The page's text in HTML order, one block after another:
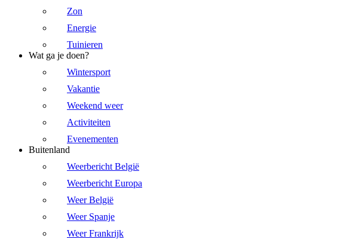
Zon
Energie
Tuinieren
Wat ga je doen?
Wintersport
Vakantie
Weekend weer
Activiteiten
Evenementen
Buitenland
Weerbericht België
Weerbericht Europa
Weer België
Weer Spanje
Weer Frankrijk